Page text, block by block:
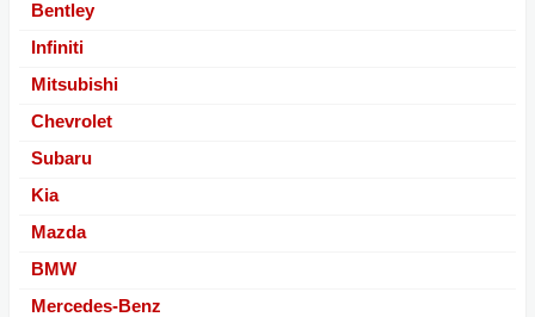
Bentley
Infiniti
Mitsubishi
Chevrolet
Subaru
Kia
Mazda
BMW
Mercedes-Benz